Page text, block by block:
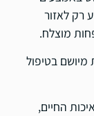
רק לאזור
מיושם בטיפול
החיים,